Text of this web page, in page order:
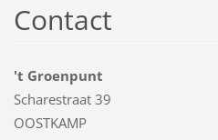
Contact
't Groenpunt
Scharestraat 39
OOSTKAMP